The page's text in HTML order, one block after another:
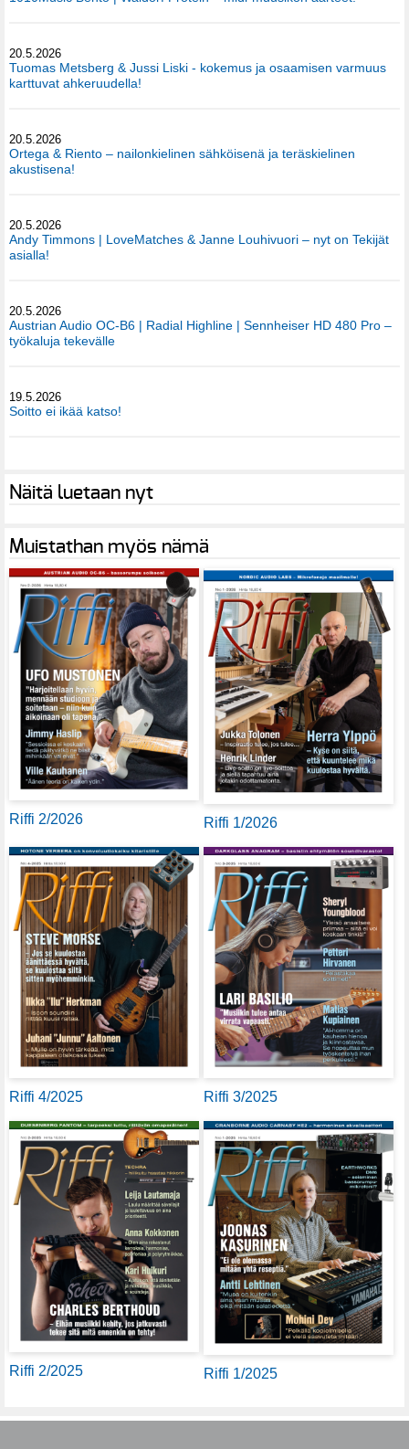
20.5.2026
Tuomas Metsberg & Jussi Liski - kokemus ja osaamisen varmuus
karttuvat ahkeruudella!
20.5.2026
Ortega & Riento – nailonkielinen sähköisenä ja teräskielinen
akustisena!
20.5.2026
Andy Timmons | LoveMatches & Janne Louhivuori – nyt on Tekijät
asialla!
20.5.2026
Austrian Audio OC-B6 | Radial Highline | Sennheiser HD 480 Pro –
työkaluja tekevälle
19.5.2026
Soitto ei ikää katso!
Näitä luetaan nyt
Muistathan myös nämä
Riffi 2/2026 Riffi 1/2026
Riffi 4/2025 Riffi 3/2025
Riffi 2/2025 Riffi 1/2025